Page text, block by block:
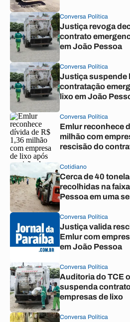
Conversa Política
Justiça revoga
contrato
em João Pessoa
Conversa Política
Justiça suspende
contratação
lixo em João
Conversa Política
Emlur reconhece
milhão com
rescisão do
Cotidiano
Cerca de 40
recolhidas na
Pessoa em uma
Conversa Política
Justiça valida
Emlur com
em João Pessoa
Conversa Política
Auditoria do TCE
suspenda
empresas de lixo
Conversa Política